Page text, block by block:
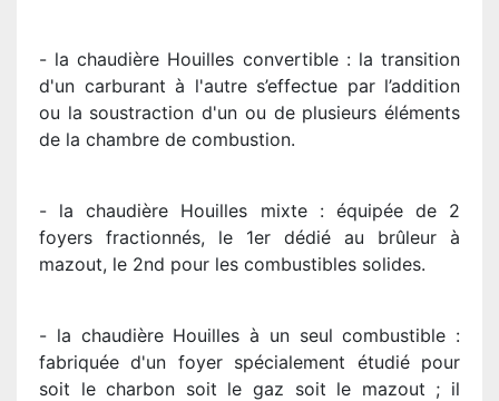
- la chaudière Houilles convertible : la transition
d'un carburant à l'autre s’effectue par l’addition
ou la soustraction d'un ou de plusieurs éléments
de la chambre de combustion.
- la chaudière Houilles mixte : équipée de 2
foyers fractionnés, le 1er dédié au brûleur à
mazout, le 2nd pour les combustibles solides.
- la chaudière Houilles à un seul combustible :
fabriquée d'un foyer spécialement étudié pour
soit le charbon soit le gaz soit le mazout ; il